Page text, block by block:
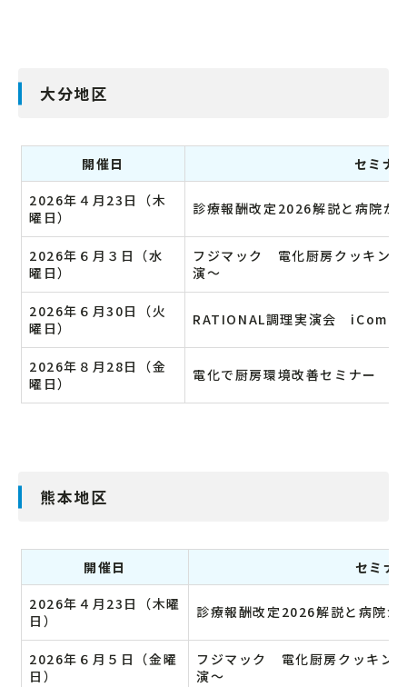
大分地区
開催日
セミナ
2026年４月23日（木
曜日）
診療報酬改定2026解説と病院が
2026年６月３日（水
曜日）
フジマック 電化厨房クッキン
演～
2026年６月30日（火
曜日）
RATIONAL調理実演会
2026年８月28日（金
曜日）
電化で厨房環境改善セミナー
熊本地区
開催日
セミナ
2026年４月23日（木曜
日）
診療報酬改定2026解説と病院が
2026年６月５日（金曜
日）
フジマック 電化厨房クッキン
演～